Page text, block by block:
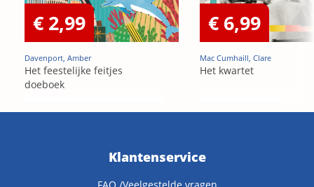
€ 2,99
Davenport, Amber
Het feestelijke feitjes
doeboek
€ 6,99
Mac Cumhaill, Clare
Het kwartet
Klantenservice